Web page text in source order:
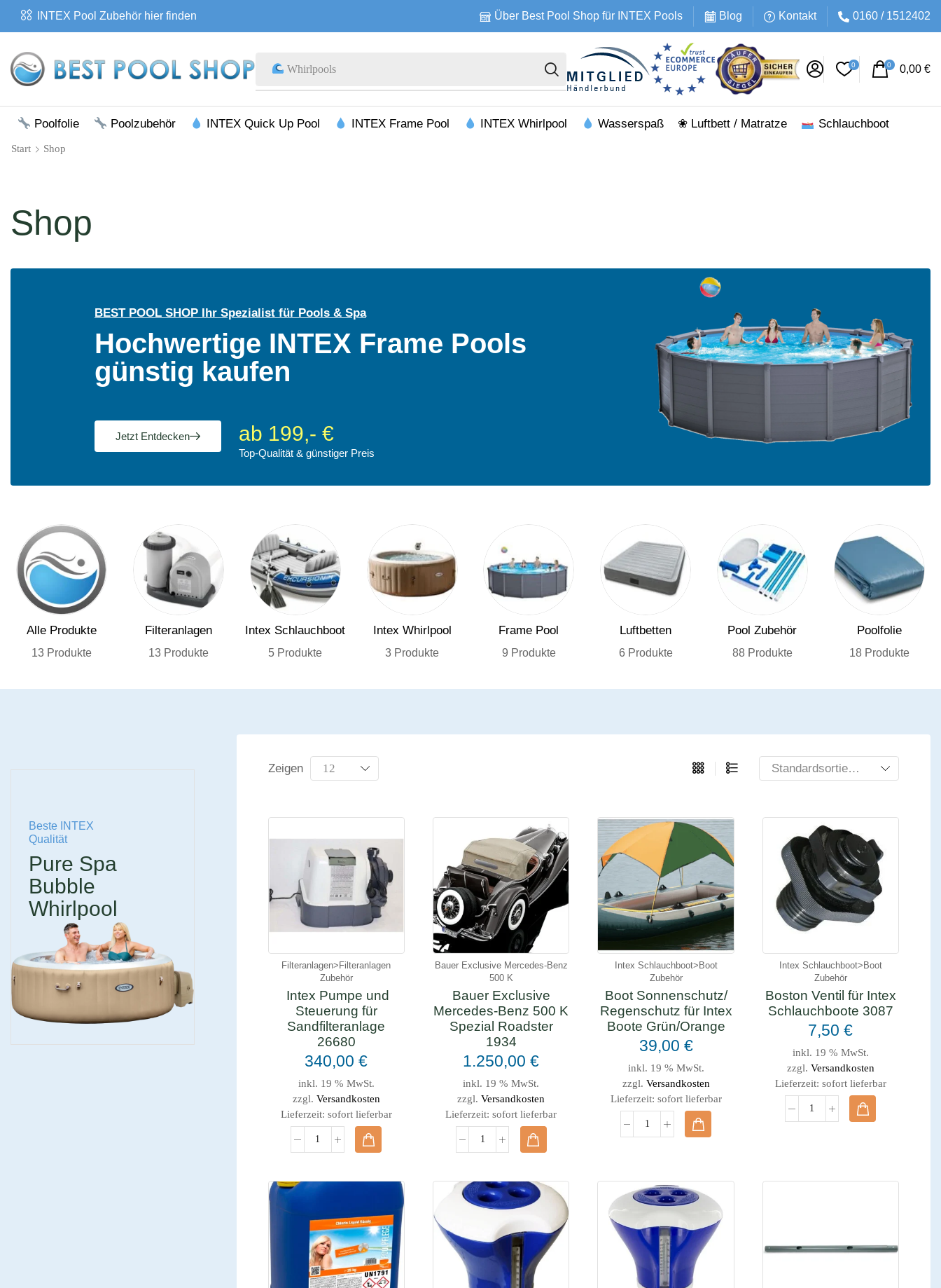
INTEX Pool Zubehör hier finden Über Best Pool Shop für INTEX Pools Blog Kontakt 0160 / 1512402
Whirlpools 0 0 0,00 €
Poolfolie Poolzubehör INTEX Quick Up Pool INTEX Frame Pool INTEX Whirlpool Wasserspaß ❀ Luftbett / Matratze Schlauchboot
Start Shop
Shop
BEST POOL SHOP Ihr Spezialist für Pools & Spa
Hochwertige INTEX Frame Pools
günstig kaufen
Jetzt Entdecken ab 199,- €
Top-Qualität & günstiger Preis
Alle Produkte
13 Produkte
Filteranlagen
13 Produkte
Intex Schlauchboot
5 Produkte
Intex Whirlpool
3 Produkte
Frame Pool
9 Produkte
Luftbetten
6 Produkte
Pool Zubehör
88 Produkte
Poolfolie
18 Produkte
Beste INTEX
Qualität
Pure Spa
Bubble
Whirlpool
Zeigen
Filteranlagen>Filteranlagen
Zubehör
Intex Pumpe und
Steuerung für
Sandfilteranlage
26680
340,00€
inkl. 19 % MwSt.
zzgl. Versandkosten
Lieferzeit: sofort lieferbar
Bauer Exclusive Mercedes-Benz
500 K
Bauer Exclusive
Mercedes-Benz 500 K
Spezial Roadster
1934
1.250,00€
inkl. 19 % MwSt.
zzgl.Versandkosten
Lieferzeit:sofort lieferbar
Intex Schlauchboot>Boot
Zubehör
Boot Sonnenschutz/
Regenschutz für Intex
Boote Grün/Orange
39,00 €
inkl. 19 % MwSt.
zzgl. Versandkosten
Lieferzeit: sofort lieferbar
Intex Schlauchboot>Boot
Zubehör
Boston Ventil für Intex
Schlauchboote 3087
7,50€
inkl. 19 % MwSt.
zzgl. Versandkosten
Lieferzeit: sofort lieferbar